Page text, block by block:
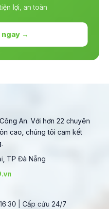
lợi, an toàn
→
An. Với hơn 22 chuyên
cao, chúng tôi cam kết
TP Đà Nẵng
| Cấp cứu 24/7